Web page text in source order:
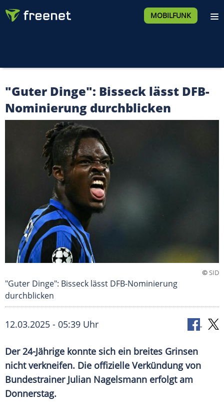
MOBILFUNK
"Guter Dinge": Bisseck lässt DFB-
Nominierung durchblicken
©SID
"Guter Dinge": Bisseck lässt DFB-Nominierung
durchblicken
12.03.2025 - 05:39 Uhr
Der 24-Jährige konnte sich ein breites Grinsen
nicht verkneifen. Die offizielle Verkündung von
Bundestrainer Julian Nagelsmann erfolgt am
Donnerstag.